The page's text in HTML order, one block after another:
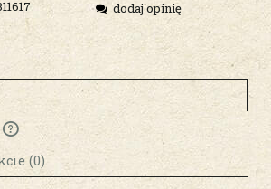
dodaj opinię
ewentualnych kosztów
(0)